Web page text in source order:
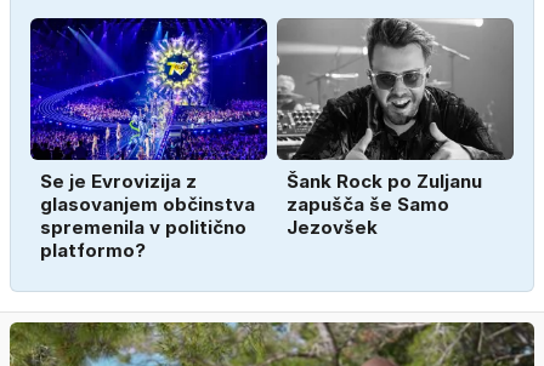
Se je Evrovizija z
glasovanjem občinstva
spremenila v politično
platformo?
Šank Rock po Zuljanu
zapušča še Samo
Jezovšek